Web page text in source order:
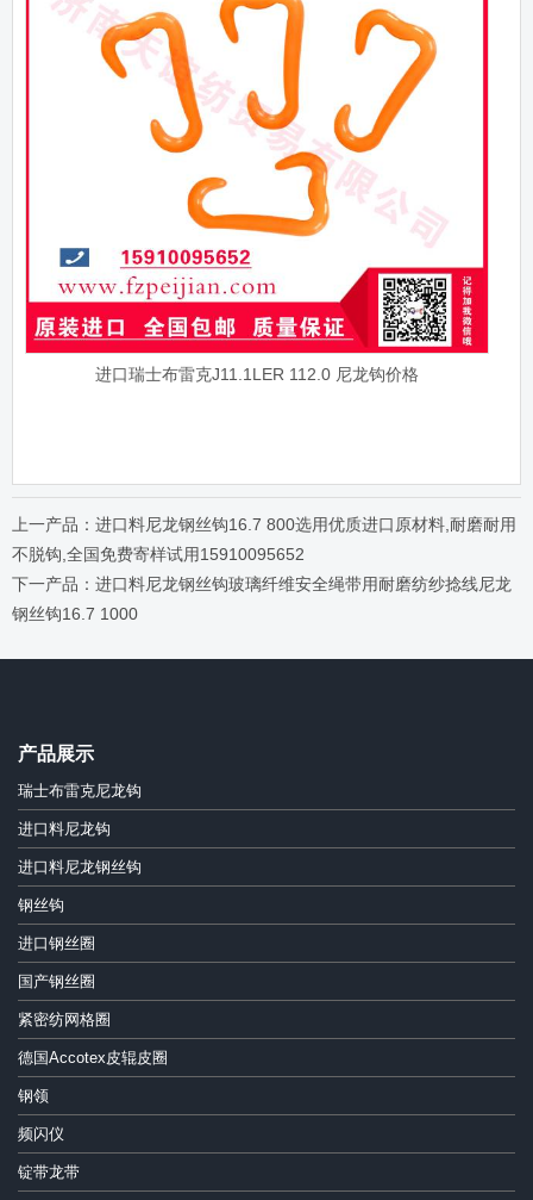
进口瑞士布雷克J11.1LER 112.0 尼龙钩价格
上一产品：进口料尼龙钢丝钩16.7 800选用优质进口原材料,耐磨耐用
不脱钩,全国免费寄样试用15910095652
下一产品：进口料尼龙钢丝钩玻璃纤维安全绳带用耐磨纺纱捻线尼龙
钢丝钩16.7 1000
产品展示
瑞士布雷克尼龙钩
进口料尼龙钩
进口料尼龙钢丝钩
钢丝钩
进口钢丝圈
国产钢丝圈
紧密纺网格圈
德国Accotex皮辊皮圈
钢领
频闪仪
锭带龙带